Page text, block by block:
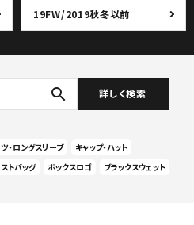
19FW/2019秋冬以前
search 詳しく検索
・ロングスリーブ
キャップ・ハット
トバッグ ボックスロゴ ブラックスウェット